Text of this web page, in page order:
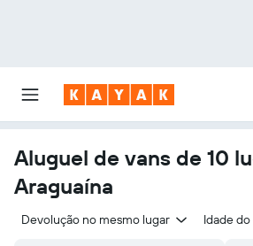
Aluguel de vans de 10
Araguaína
Devolução no mesmo lugar Idade